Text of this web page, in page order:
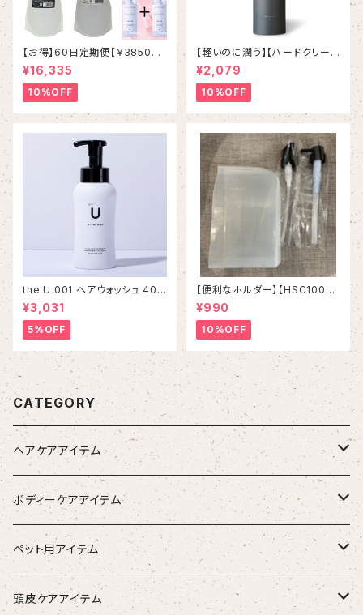
【お得】60日定期便【￥3850お
得】【ケアオイル１本プレゼント】
イマヘアヘアケア３点セット
¥16,335
10%OFF
【軽いのに潤う】【ハードクリーム
ワックス】ETORAS Move Ser
um エトラス ムーブセラム
90g / 2,310 YEN
¥2,079
10%OFF
the U 001 ヘアウォッシュ 400
mL
¥3,031
5%OFF
【便利なホルダー】【HSC1000
ml &ハホニコレブリ1000ml対
応可能】
¥990
10%OFF
CATEGORY
ヘアケアアイテム
シャンプー
トリートメント（インバス）
トリートメント（アウトバス）
ボディーケアアイテム
除毛クリーム
化粧水
ペット用アイテム
ワンちゃん用
頭皮ケアアイテム